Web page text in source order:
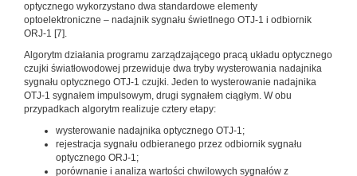
optycznego wykorzystano dwa standardowe elementy
optoelektroniczne – nadajnik sygnału świetlnego OTJ-1 i odbiornik
ORJ-1 [7].
Algorytm działania programu zarządzającego pracą układu optycznego
czujki światłowodowej przewiduje dwa tryby wysterowania nadajnika
sygnału optycznego OTJ-1 czujki. Jeden to wysterowanie nadajnika
OTJ-1 sygnałem impulsowym, drugi sygnałem ciągłym. W obu
przypadkach algorytm realizuje cztery etapy:
wysterowanie nadajnika optycznego OTJ-1;
rejestracja sygnału odbieranego przez odbiornik sygnału
optycznego ORJ-1;
porównanie i analiza wartości chwilowych sygnałów z